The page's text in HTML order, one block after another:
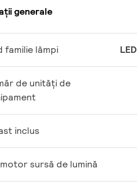
generale
familie lămpi
de unități de
inclus
sursă de lumină